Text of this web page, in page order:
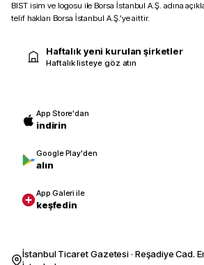
BIST isim ve logosu ile Borsa İstanbul A.Ş. adına
telif hakları Borsa İstanbul A.Ş.’ye aittir.
Haftalık yeni kurulan şirketler
Haftalık listeye göz atın
App Store'dan
indirin
Google Play'den
alın
App Galeri ile
keşfedin
İstanbul Ticaret Gazetesi · Reşadiye Cad.